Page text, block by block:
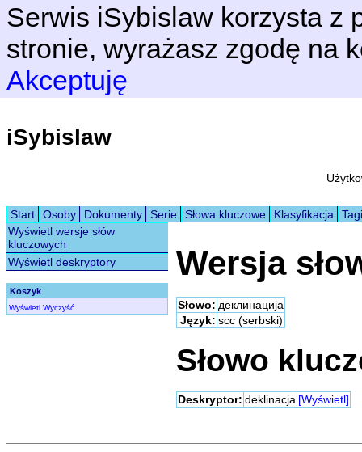
Serwis iSybislaw korzysta z
stronie, wyrażasz zgodę na
Akceptuję
iSybislaw
Start Osoby Dokumenty Serie Słowa kluczowe Klasyfikacja
Tagi
Wyświetl wersje słów
kluczowych
Wyświetl deskryptory
Koszyk
Wyświetl Wyczyść
Wersja
Słowo: деклинација
Język: scc (serbski)
Słowo
Deskryptor: deklinacja [Wyświetl]